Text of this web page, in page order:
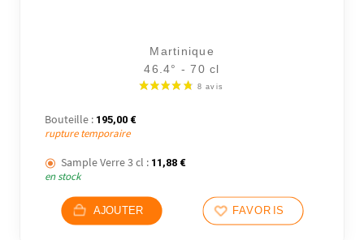
Martinique
46.4° - 70 cl
Bouteille : 195,00 €
rupture temporaire
Sample Verre 3 cl : 11,88 €
en stock
AJOUTER FAVORIS